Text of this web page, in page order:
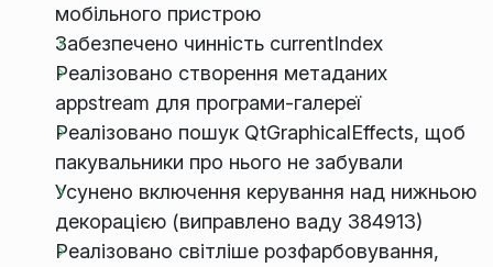
мобільного пристрою
Забезпечено чинність currentIndex
Реалізовано створення метаданих
appstream для програми-галереї
Реалізовано пошук QtGraphicalEffects, щоб
пакувальники про нього не забували
Усунено включення керування над нижньою
декорацією (виправлено ваду 384913)
Реалізовано світліше розфарбовування,